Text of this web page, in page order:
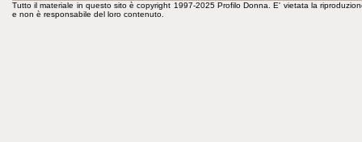
Tutto il materiale in questo sito è copyright 1997-2025 Profilo Donna. E' vietata la
e non è responsabile del loro contenuto.